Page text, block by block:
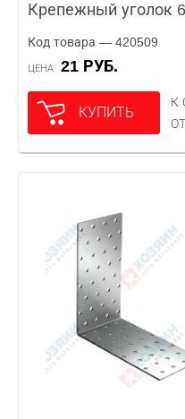
Крепежный уголок
Код товара — 420509
ЦЕНА 21 РУБ.
КУПИТЬ
К